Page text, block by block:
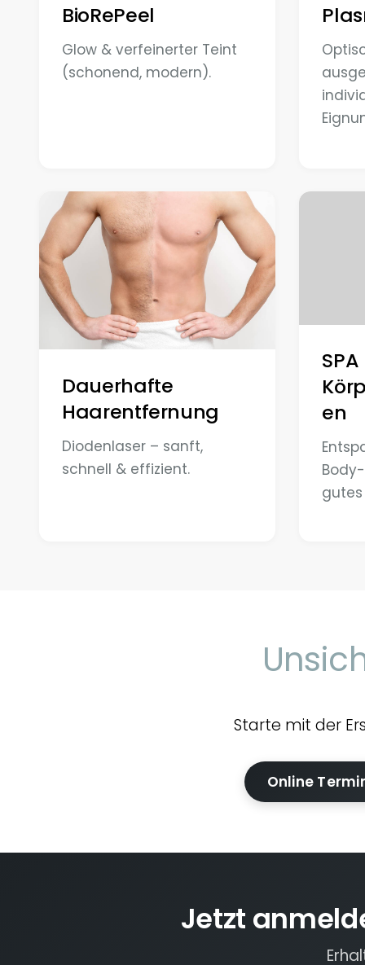
BioRePeel
Glow & verfeinerter Teint
(schonend, modern).
Dauerhafte
Haarentfernung
Diodenlaser – sanft,
schnell & effizient.
en
Starte mit der
Online
Jetzt